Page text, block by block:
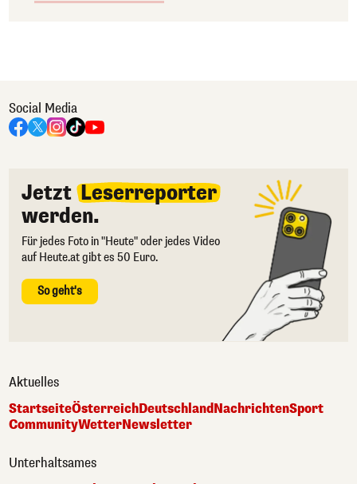
Social Media
Jetzt Leserreporter
werden.
Für jedes Foto in "Heute" oder jedes Video
auf Heute.at gibt es 50 Euro.
So geht's
Aktuelles
StartseiteÖsterreichDeutschlandNachrichtenSport
CommunityWetterNewsletter
Unterhaltsames